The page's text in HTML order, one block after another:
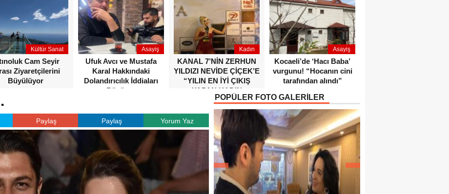
Kültür Sanat
Cam Seyir
Ziyaretçilerini
Büyülüyor
Asayiş
Ufuk Avcı ve Mustafa
Karal Hakkındaki
Dolandırıcılık İddiaları
Büyüyor
Kadın
KANAL 7’NİN ZERHUN
YILDIZI NEVİDE ÇİÇEK’E
“YILIN EN İYİ ÇIKIŞ
YAPAN KADIN
OYUNCUSU” ÖDÜLÜ!
Asayiş
Kocaeli’de ‘Hacı Baba’
vurgunu! “Hocanın cini
tarafından alındı”
Paylaş Paylaş Yorum Yaz
POPÜLER FOTO GALERİLER